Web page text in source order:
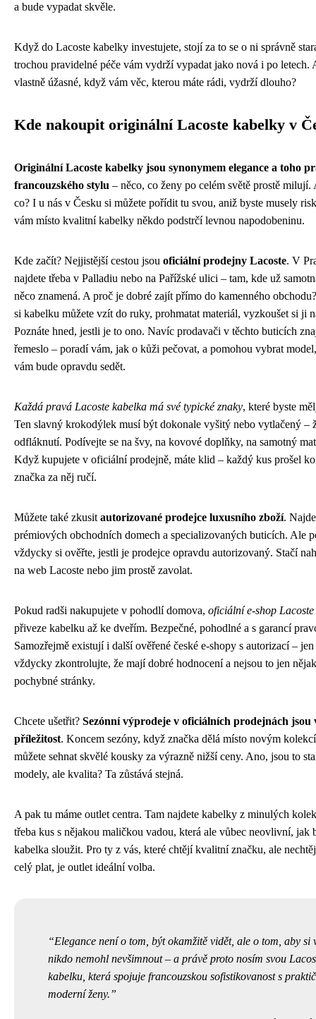
a bude vypadat skvěle.
Když do Lacoste kabelky investujete, stojí za to se o ni správně
trochou pravidelné péče vám vydrží vypadat jako nová i po letech.
vlastně úžasné, když vám věc, kterou máte rádi, vydrží dlouho?
Kde nakoupit originální Lacoste kabelky v
Originální Lacoste kabelky jsou synonymem elegance a toho
francouzského stylu – něco, co ženy po celém světě prostě milují.
co? I u nás v Česku si můžete pořídit tu svou, aniž byste musely
vám místo kvalitní kabelky někdo podstrčí levnou napodobeninu.
Kde začít? Nejjistější cestou jsou oficiální prodejny Lacoste. V
najdete třeba v Palladiu nebo na Pařížské ulici – tam, kde už
něco znamená. A proč je dobré zajít přímo do kamenného
si kabelku můžete vzít do ruky, prohmatat materiál, vyzkoušet si ji
Poznáte hned, jestli je to ono. Navíc prodavači v těchto buticích
řemeslo – poradí vám, jak o kůži pečovat, a pomohou vybrat
vám bude opravdu sedět.
Každá pravá Lacoste kabelka má své typické znaky, které byste
Ten slavný krokodýlek musí být dokonale vyšitý nebo vytlačený –
odfláknutí. Podívejte se na švy, na kovové doplňky, na samotný
Když kupujete v oficiální prodejně, máte klid – každý kus prošel
značka za něj ručí.
Můžete také zkusit autorizované prodejce luxusního zboží.
prémiových obchodních domech a specializovaných buticích. Ale
vždycky si ověřte, jestli je prodejce opravdu autorizovaný. Stačí
na web Lacoste nebo jim prostě zavolat.
Pokud radši nakupujete v pohodlí domova, oficiální e-shop Lacoste
přiveze kabelku až ke dveřím. Bezpečné, pohodlné a s garancí
Samozřejmě existují i další ověřené české e-shopy s autorizací – jen
vždycky zkontrolujte, že mají dobré hodnocení a nejsou to jen
pochybné stránky.
Chcete ušetřit? Sezónní výprodeje v oficiálních prodejnách jsou
příležitost. Koncem sezóny, když značka dělá místo novým
můžete sehnat skvělé kousky za výrazně nižší ceny. Ano, jsou to
modely, ale kvalita? Ta zůstává stejná.
A pak tu máme outlet centra. Tam najdete kabelky z minulých
třeba kus s nějakou maličkou vadou, která ale vůbec neovlivní, jak
kabelka sloužit. Pro ty z vás, které chtějí kvalitní značku, ale
celý plat, je outlet ideální volba.
Elegance není o tom, být okamžitě vidět, ale o tom, aby si
nikdo nemohl nevšimnout – a právě proto nosím svou
kabelku, která spojuje francouzskou sofistikovanost s
moderní ženy.